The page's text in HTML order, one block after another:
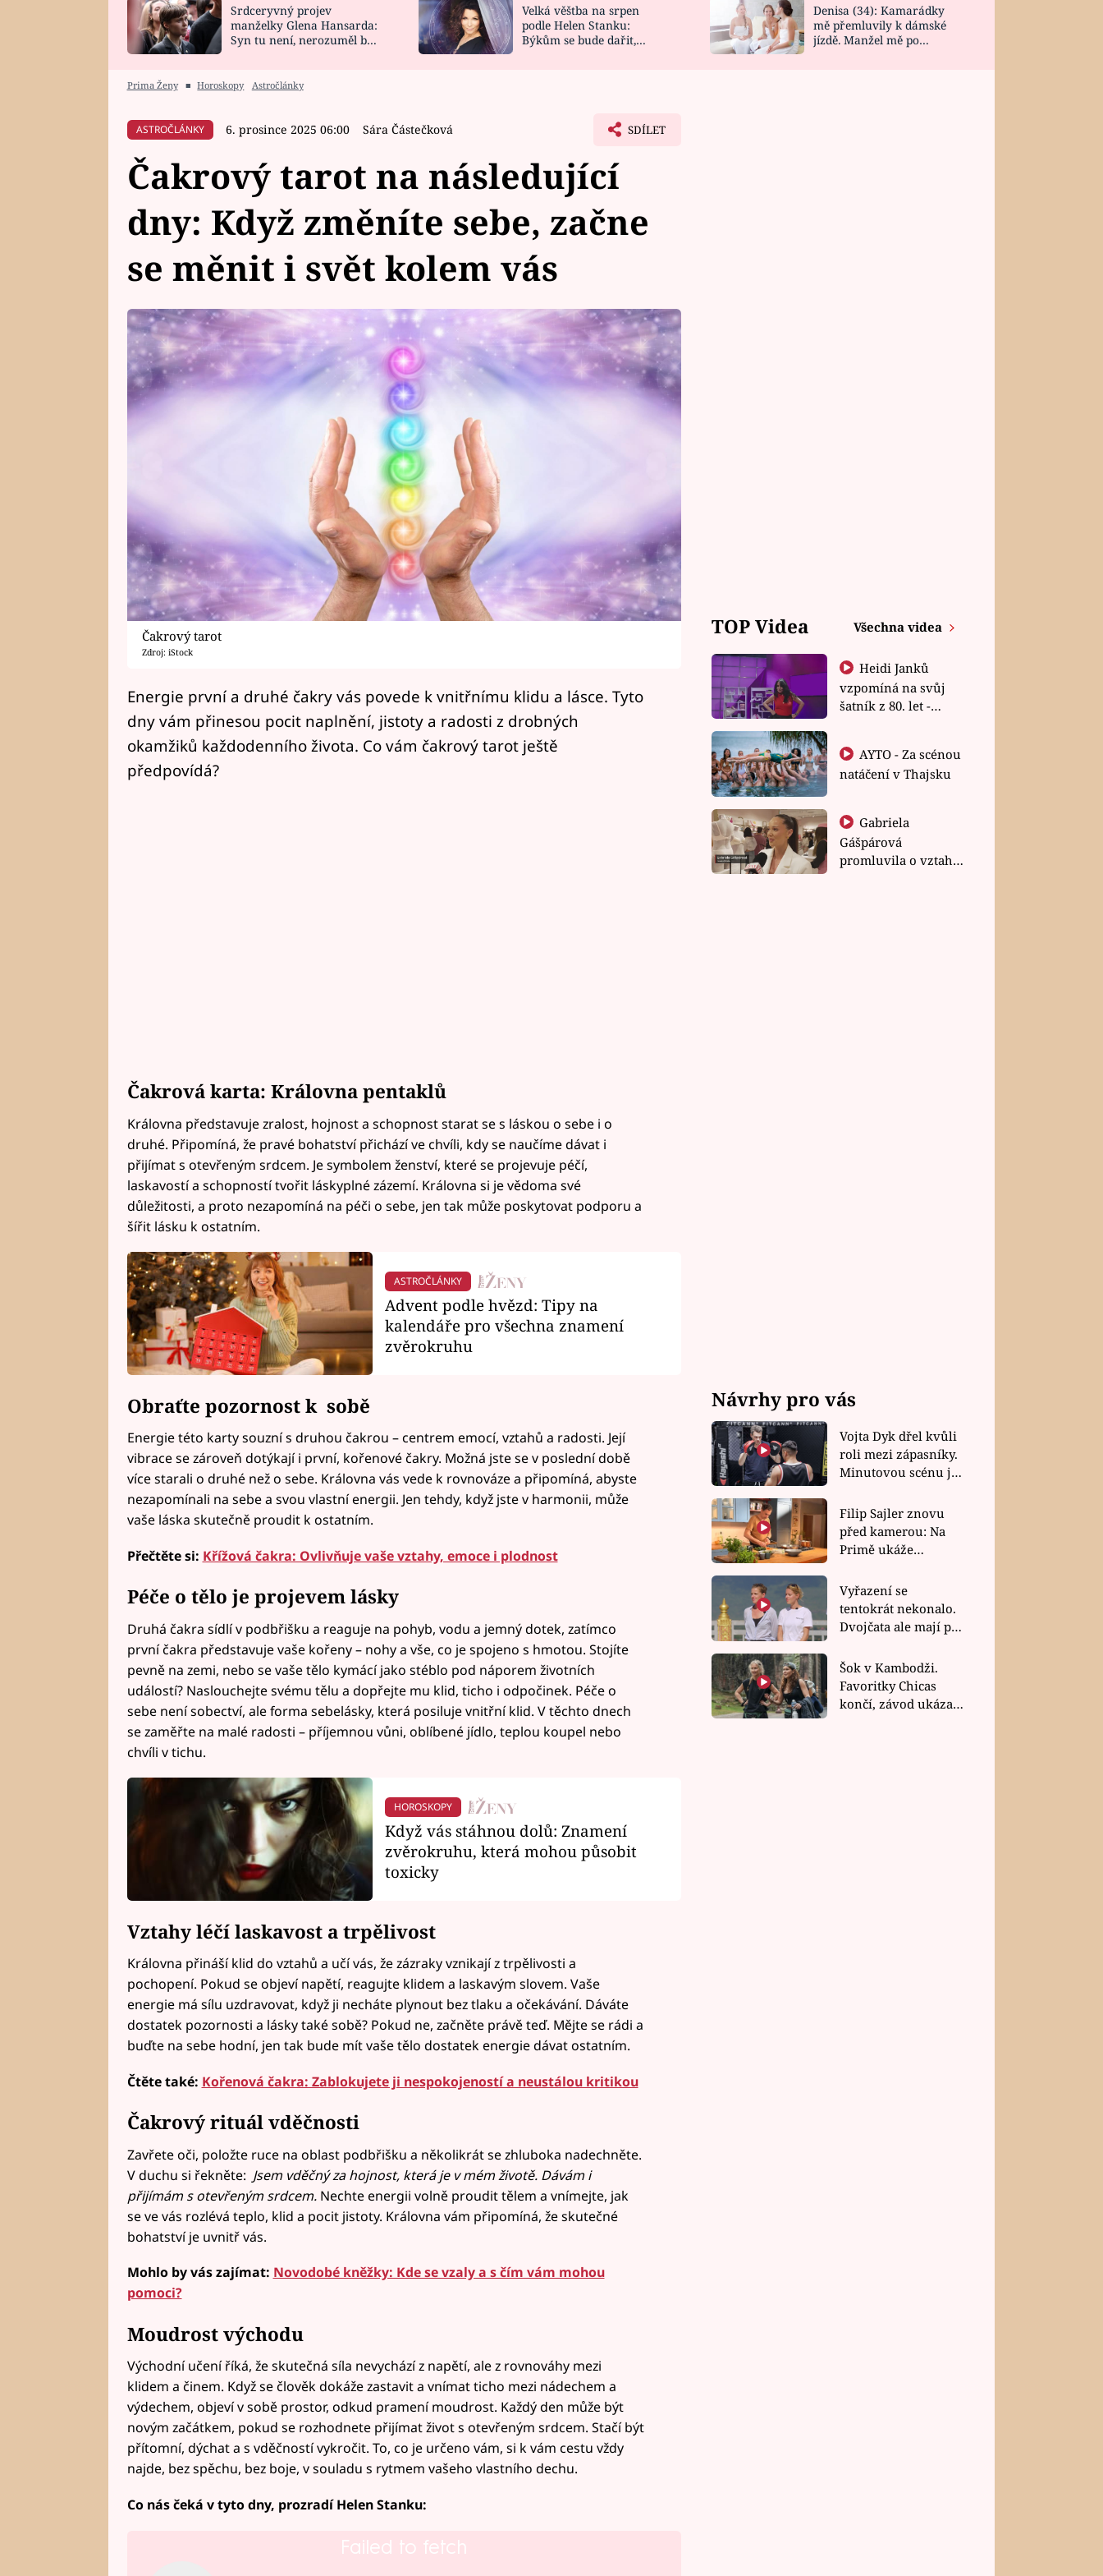
HOROSKOP NA
CELEBRITY
VAŘENÍ
NOVINKY
VIDEORECEPTY
DESIGN
Srdceryvný projev
manželky Glena Hansarda:
Syn tu není, nerozuměl by
Velká věštba na srpen
podle Helen Stanku:
Býkům se bude dařit,
Denisa (34): Kamarádky
mě přemluvily k dámské
jízdě. Manžel mě po
Prima Ženy ■ Horoskopy Astročlánky
ASTROČLÁNKY 6. prosince 2025 06:00 Sára Částečková SDÍLET
Čakrový tarot na následující
dny: Když změníte sebe, začne
se měnit i svět kolem vás
Čakrový tarot
Zdroj: iStock
Energie první a druhé čakry vás povede k vnitřnímu klidu a lásce. Tyto
dny vám přinesou pocit naplnění, jistoty a radosti z drobných
okamžiků každodenního života. Co vám čakrový tarot ještě
předpovídá?
Čakrová karta: Královna pentaklů
Královna představuje zralost, hojnost a schopnost starat se s láskou o sebe i o
druhé. Připomíná, že pravé bohatství přichází ve chvíli, kdy se naučíme dávat i
přijímat s otevřeným srdcem. Je symbolem ženství, které se projevuje péčí,
laskavostí a schopností tvořit láskyplné zázemí. Královna si je vědoma své
důležitosti, a proto nezapomíná na péči o sebe, jen tak může poskytovat podporu a
šířit lásku k ostatním.
ASTROČLÁNKY
Advent podle hvězd: Tipy na
kalendáře pro všechna znamení
zvěrokruhu
Obraťte pozornost k sobě
Energie této karty souzní s druhou čakrou – centrem emocí, vztahů a radosti. Její
vibrace se zároveň dotýkají i první, kořenové čakry. Možná jste se v poslední době
více starali o druhé než o sebe. Královna vás vede k rovnováze a připomíná, abyste
nezapomínali na sebe a svou vlastní energii. Jen tehdy, když jste v harmonii, může
vaše láska skutečně proudit k ostatním.
Přečtěte si: Křížová čakra: Ovlivňuje vaše vztahy, emoce i plodnost
Péče o tělo je projevem lásky
Druhá čakra sídlí v podbřišku a reaguje na pohyb, vodu a jemný dotek, zatímco
první čakra představuje vaše kořeny – nohy a vše, co je spojeno s hmotou. Stojíte
pevně na zemi, nebo se vaše tělo kymácí jako stéblo pod náporem životních
událostí? Naslouchejte svému tělu a dopřejte mu klid, ticho i odpočinek. Péče o
sebe není sobectví, ale forma sebelásky, která posiluje vnitřní klid. V těchto dnech
se zaměřte na malé radosti – příjemnou vůni, oblíbené jídlo, teplou koupel nebo
chvíli v tichu.
HOROSKOPY
Když vás stáhnou dolů: Znamení
zvěrokruhu, která mohou působit
toxicky
Vztahy léčí laskavost a trpělivost
Královna přináší klid do vztahů a učí vás, že zázraky vznikají z trpělivosti a
pochopení. Pokud se objeví napětí, reagujte klidem a laskavým slovem. Vaše
energie má sílu uzdravovat, když ji necháte plynout bez tlaku a očekávání. Dáváte
dostatek pozornosti a lásky také sobě? Pokud ne, začněte právě teď. Mějte se rádi a
buďte na sebe hodní, jen tak bude mít vaše tělo dostatek energie dávat ostatním.
Čtěte také: Kořenová čakra: Zablokujete ji nespokojeností a neustálou kritikou
Čakrový rituál vděčnosti
Zavřete oči, položte ruce na oblast podbřišku a několikrát se zhluboka nadechněte.
V duchu si řekněte: Jsem vděčný za hojnost, která je v mém životě. Dávám i
přijímám s otevřeným srdcem. Nechte energii volně proudit tělem a vnímejte, jak
se ve vás rozlévá teplo, klid a pocit jistoty. Královna vám připomíná, že skutečné
bohatství je uvnitř vás.
Mohlo by vás zajímat: Novodobé kněžky: Kde se vzaly a s čím vám mohou
pomoci?
Moudrost východu
Východní učení říká, že skutečná síla nevychází z napětí, ale z rovnováhy mezi
klidem a činem. Když se člověk dokáže zastavit a vnímat ticho mezi nádechem a
výdechem, objeví v sobě prostor, odkud pramení moudrost. Každý den může být
novým začátkem, pokud se rozhodnete přijímat život s otevřeným srdcem. Stačí být
přítomní, dýchat a s vděčností vykročit. To, co je určeno vám, si k vám cestu vždy
najde, bez spěchu, bez boje, v souladu s rytmem vašeho vlastního dechu.
Co nás čeká v tyto dny, prozradí Helen Stanku:
Failed to fetch
TOP Videa Všechna videa
Heidi Janků
vzpomíná na svůj
šatník z 80. let -
natáčení v Thajsku
Gabriela
Gášpárová
promluvila o vztahu
Návrhy pro vás
Vojta Dyk dřel kvůli
roli mezi zápasníky.
Minutovou scénu jel
Filip Sajler znovu
před kamerou: Na
Primě ukáže
rychlé recepty
Vyřazení se
tentokrát nekonalo.
Dvojčata ale mají po
závodu nůž na krku
Šok v Kambodži.
Favoritky Chicas
končí, závod ukázal